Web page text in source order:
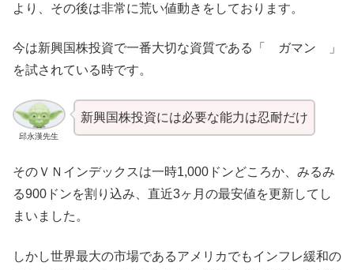
より、その後は非常に荒い値動きをしております。
今は新興国株投資で一番大切な資質である「 ガマン 」
を試されている時です。
邱永漢先生
新興国株投資には必要な能力は忍耐だけ
そのＶＮインデックスは一時1,000ドンどころか、みるみ
る900ドンを割り込み、直近3ヶ月の最安値を更新してし
まいました。
しかし世界最大の市場であるアメリカでもインフレ緩和の